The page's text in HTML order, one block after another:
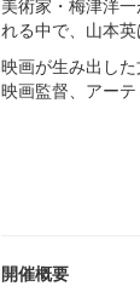
れる中で、山本
映画が生み出し
映画監督、アー
開催概要